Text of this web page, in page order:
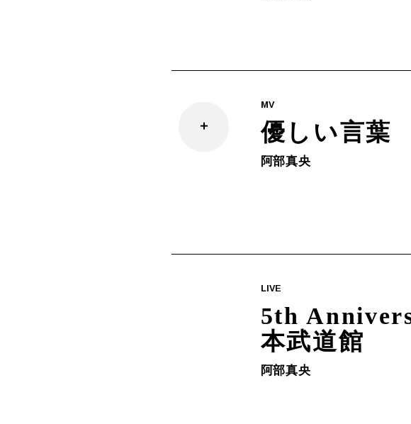
MV
優しい言葉
阿部真央
LIVE
5th
本武道館
阿部真央